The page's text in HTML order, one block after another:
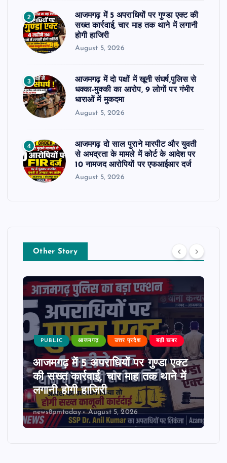
2
आजमगढ़ में 5 अपराधियों पर गुण्डा एक्ट की
सख्त कार्रवाई, चार माह तक थाने में लगानी
होगी हाजिरी
August 5, 2026
3
आजमगढ़ में दो पक्षों में खूनी संघर्ष,पुलिस से
धक्का-मुक्की का आरोप, 9 लोगों पर गंभीर
धाराओं में मुकदमा
August 5, 2026
4
आजमगढ़ दो साल पुराने मारपीट और युवती
से अभद्रता के मामले में कोर्ट के आदेश पर
10 नामजद आरोपियों पर एफआईआर दर्ज
August 5, 2026
Other Story
PUBLIC आजमगढ़ उत्तर प्रदेश बड़ी खबर
आजमगढ़ में 5 अपराधियों पर गुण्डा एक्ट
की सख्त कार्रवाई, चार माह तक थाने में
लगानी होगी हाजिरी
news8pmtoday August 5, 2026